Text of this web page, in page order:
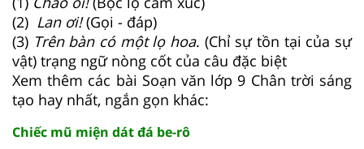
(2) Lan ơi!(Gọi - đáp)
(3) Trên bàn có một lọ hoa. (Chỉ sự tồn tại của sự
vật) trạng ngữ nòng cốt của câu đặc biệt
Xem thêm các bài Soạn văn lớp 9 Chân trời sáng
tạo hay nhất, ngắn gọn khác:
Chiếc mũ miện dát đá be-rô